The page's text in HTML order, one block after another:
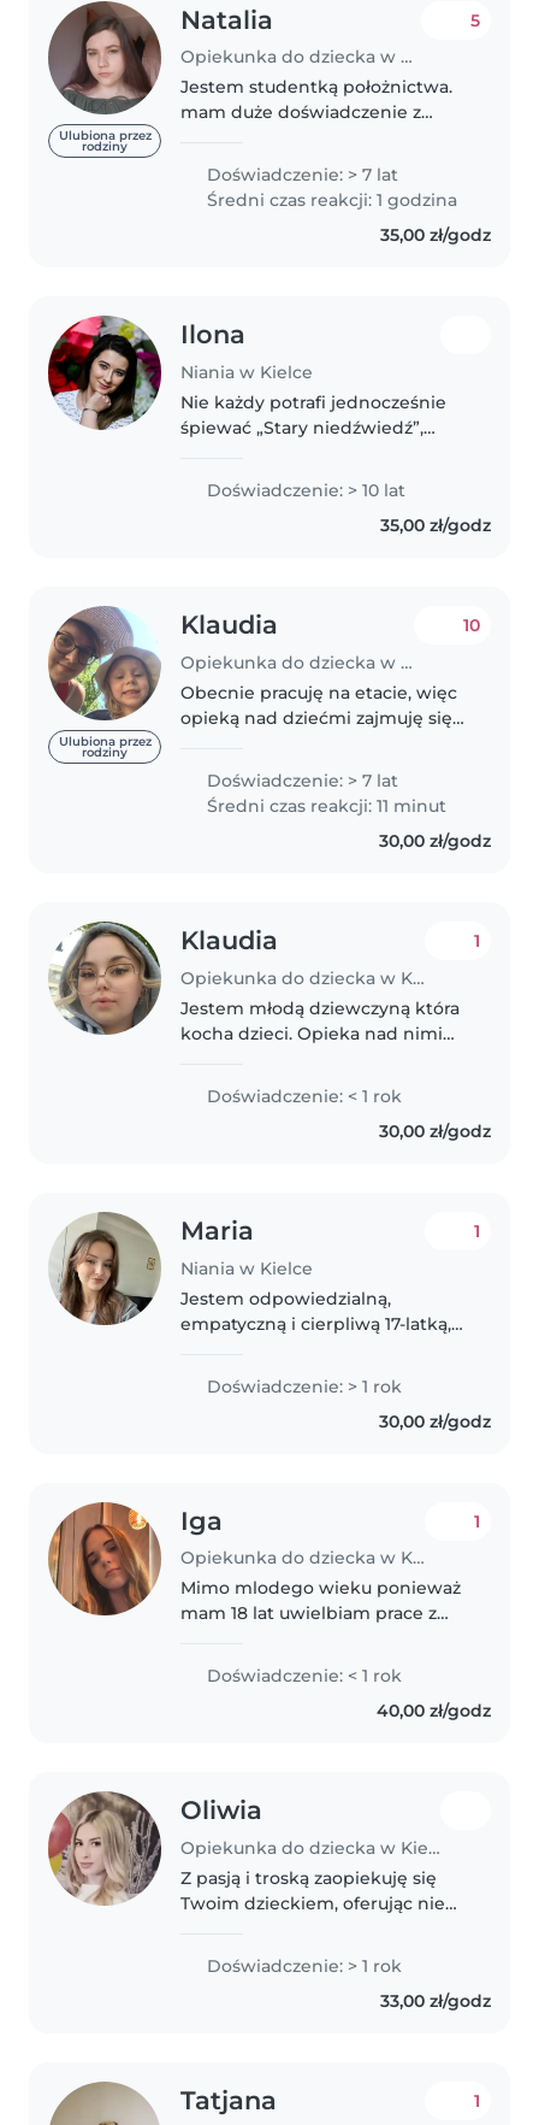
Ulubiona przez
rodziny
Natalia
Opiekunka do dziecka w Kielce
5
Jestem studentką położnictwa.
mam duże doświadczenie z
najstarsza wśród mojej 10
rodzeństwa ciotecznego którymi
chętnie się opiekuję. Jestem
Doświadczenie: > 7 lat
Średni czas reakcji: 1 godzina
35,00 zł/godz
Ilona
Niania w Kielce
Nie każdy potrafi jednocześnie
śpiewać „Stary niedźwiedź”,
uspokoić małego odkrywcę – ja
robię to od lat! ❤️ Dziećmi
zajmuję się już od 10 lat, a od
Doświadczenie: > 10 lat
35,00 zł/godz
Ulubiona przez
rodziny
Klaudia
Opiekunka do dziecka w Kielce
10
Obecnie pracuję na etacie, więc
opieką nad dziećmi zajmuję się
komuniach, jednorazowych
wydarzeniach. Posiadam
doświadczenie, oraz wiele
Doświadczenie: > 7 lat
Średni czas reakcji: 11 minut
30,00 zł/godz
Klaudia
Opiekunka do dziecka w Kielce
1
Jestem młodą dziewczyną która
kocha dzieci. Opieka nad nimi
Opiekowałam się dziećmi w
różnym wieku. Lecz nie jako
praca tylko dziećmi, z rodziny lub
Doświadczenie: < 1 rok
30,00 zł/godz
Maria
Niania w Kielce
1
Jestem odpowiedzialną,
empatyczną i cierpliwą 17-latką,
nad młodszym rodzeństwem i
dziećmi znajomych - świetnie
Doświadczenie: > 1 rok
30,00 zł/godz
Iga
Opiekunka do dziecka w Kielce
1
Mimo mlodego wieku ponieważ
mam 18 lat uwielbiam prace z
animatorka dziecieca,jestem
umiem ugotowac wiele, potrafie..
Doświadczenie: < 1 rok
40,00 zł/godz
Oliwia
Opiekunka do dziecka w Kielce
Z pasją i troską zaopiekuję się
Twoim dzieckiem, oferując nie
uśmiech, zabawę i wsparcie w
rozwoju. Mam naturalne
podejście do dzieci, dużo
Doświadczenie: > 1 rok
33,00 zł/godz
Tatjana 1